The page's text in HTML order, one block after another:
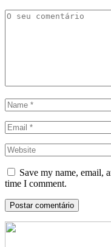
Save my name, email,
time I comment.